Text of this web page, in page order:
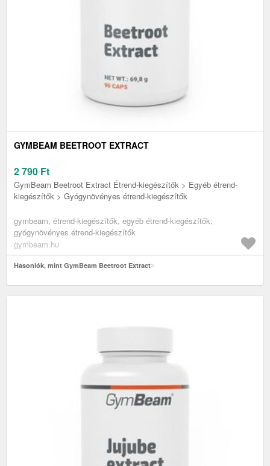
GYMBEAM BEETROOT EXTRACT
2 790 Ft
GymBeam Beetroot Extract Étrend-kiegészítők > Egyéb étrend-
kiegészítők > Gyógynövényes étrend-kiegészítők
gymbeam, étrend-kiegészítők, egyéb étrend-kiegészítők,
gyógynövényes étrend-kiegészítők
gymbeam.hu
Hasonlók, mint GymBeam Beetroot Extract